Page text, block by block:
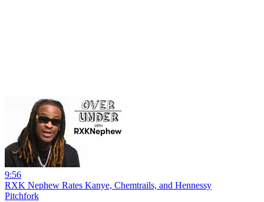
9:56
RXK Nephew Rates Kanye, Chemtrails, and Hennessy
Pitchfork